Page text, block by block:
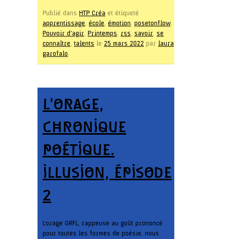
Publié dans HTP Créa et étiqueté
apprentissage école émotion posetonflow,
Pouvoir d'agir Printemps rss savoir
se
connaître talents le 25 mars 2022 par
laura
garofalo
L’ORAGE,
CHRONIQUE
POÉTIQUE.
ILLUSION, ÉPISODE
2
L’orage GRFL, rappeuse au goût prononcé
pour toutes les formes de poésie, nous